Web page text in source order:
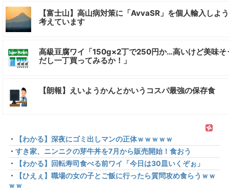
【富士山】高山病対策に「AvvaSR」を個人輸入しよ
考えています
高級豆腐ワイ「150g×2丁で250円か…高いけど美味そ
だし一丁買ってみるか！」
【朗報】えいようかんとかいうコスパ最強の保存食
・
【わかる】深夜にゴミ出しマンの正体ｗｗｗｗｗ
・ すき家、ニンニクの芽牛丼を7月から販売開始！食おう
・
【わかる】回転寿司食べる前ワイ「今日は30皿いくぞぉ」
・
【ひえぇ】職場の女の子とご飯に行ったら質問攻め食らうｗｗ
ｗｗ